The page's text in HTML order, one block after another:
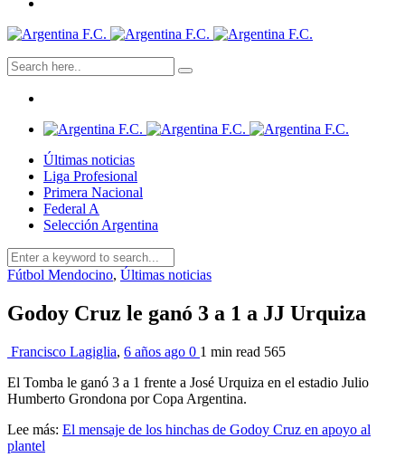
Últimas noticias
Liga Profesional
Primera Nacional
Federal A
Selección Argentina
Fútbol Mendocino, Últimas noticias
Godoy Cruz le ganó 3 a 1 a JJ Urquiza
Francisco Lagiglia, 6 años ago 0 1 min read 565
El Tomba le ganó 3 a 1 frente a José Urquiza en el estadio Julio
Humberto Grondona por Copa Argentina.
Lee más: El mensaje de los hinchas de Godoy Cruz en apoyo al
plantel